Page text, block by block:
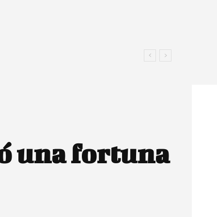
una fortuna